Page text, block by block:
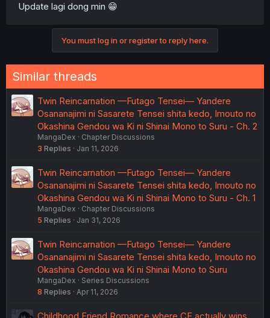
Update lagi dong min 😁
You must log in or register to reply here.
Similar threads
Twin Reincarnation —Futago Tensei— Yandere
Osananajimi ni Sasarete Tensei shita kedo, Imouto no
Okashina Gendou wa Ki ni Shinai Mono to Suru - Ch. 2
MangaDex
Chapter Discussions
3 Replies Jan 11, 2026
Twin Reincarnation —Futago Tensei— Yandere
Osananajimi ni Sasarete Tensei shita kedo, Imouto no
Okashina Gendou wa Ki ni Shinai Mono to Suru - Ch. 1
MangaDex
Chapter Discussions
5 Replies Jan 31, 2026
Twin Reincarnation —Futago Tensei— Yandere
Osananajimi ni Sasarete Tensei shita kedo, Imouto no
Okashina Gendou wa Ki ni Shinai Mono to Suru
MangaDex
Series Discussions
8 Replies Apr 11, 2026